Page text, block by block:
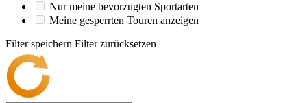
Nur meine bevorzugten Sportarten
Meine gesperrten Touren anzeigen
Filter speichern Filter zurücksetzen